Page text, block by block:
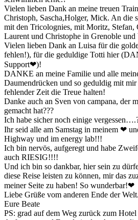
Vielen lieben Dank an meine treuen
Christoph, Sascha,Holger, Mick. An die
mit den Tricolognies, mit Moritz, Stefan,
Laurent und Christophe in Grenoble
Vielen lieben Dank an Luisa für die
fehlen!), für die geduldige Totti hier
Support❤)!
DANKE an meine Familie und alle
Daumendrücken und so geduldig mit
fehlender Zeit die Treue halten!
Danke auch an Sven von campana, der
gemacht hat???
Ich habe sicher noch einige vergessen….
Ihr seid alle am Samstag in meinem ❤
Highway und im energy lab!!!
Ich bin nervös, aufgeregt und habe
auch RIESIG!!!!
Und ich bin so dankbar, hier sein zu
diese Reise leisten zu können, mir das
meiner Seite zu haben! So wunderbar!❤
Liebe Grüße vom anderen Ende der Welt.
Eure Beate
PS: grad auf dem Weg zurück zum